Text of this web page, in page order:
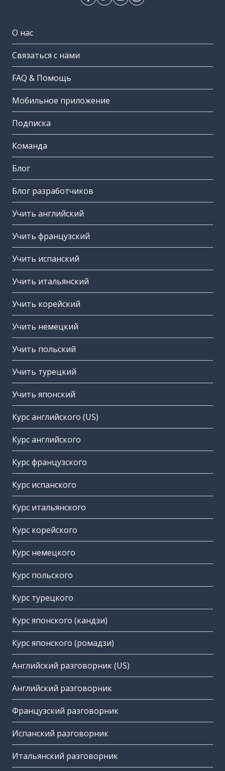
О нас
Связаться с нами
FAQ & Помощь
Мобильное приложение
Подписка
Команда
Блог
Блог разработчиков
Учить английский
Учить французский
Учить испанский
Учить итальянский
Учить корейский
Учить немецкий
Учить польский
Учить турецкий
Учить японский
Курс английского (US)
Курс английского
Курс французского
Курс испанского
Курс итальянского
Курс корейского
Курс немецкого
Курс польского
Курс турецкого
Курс японского (кандзи)
Курс японского (ромадзи)
Английский разговорник (US)
Английский разговорник
Французский разговорник
Испанский разговорник
Итальянский разговорник